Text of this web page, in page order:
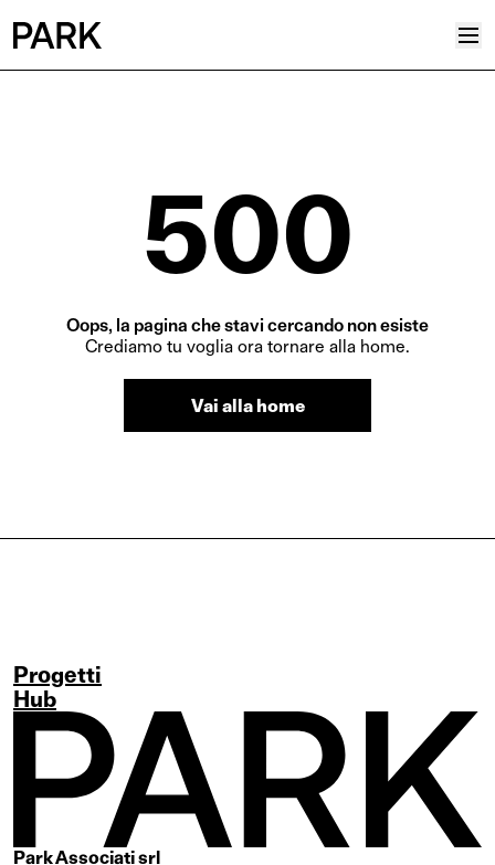
Reinventing Heritage
Collettivo
Editoriali
500
Oops, la pagina che stavi cercando non esiste
Crediamo tu voglia ora tornare alla home.
Vai alla home
Progetti
Hub
Park Associati srl